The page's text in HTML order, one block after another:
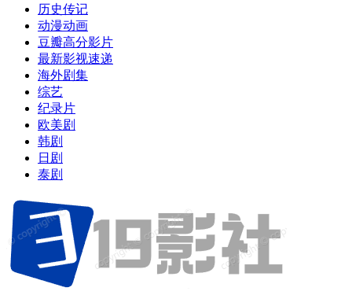
历史传记
动漫动画
豆瓣高分影片
最新影视速递
海外剧集
综艺
纪录片
欧美剧
韩剧
日剧
泰剧